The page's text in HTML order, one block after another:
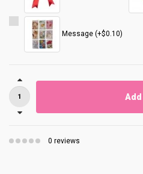
Message (+$0.10)
Add
0 reviews